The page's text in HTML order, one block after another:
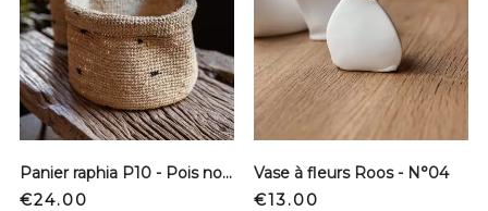
Panier raphia P10 - Pois noir - M
Price
€24.00
Vase à fleurs Roos - N°04
Price
€13.00